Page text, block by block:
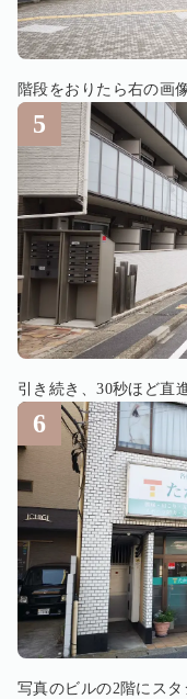
階段をおりたら右の画
引き続き、30秒ほど直
写真のビルの2階にス